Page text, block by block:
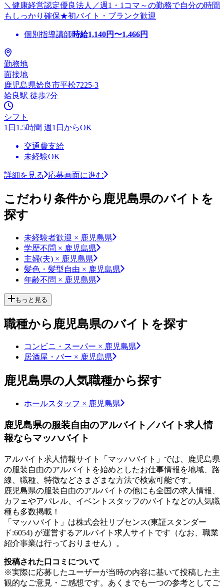
＼健康経営認定優良法人／週1・1コマ～の勤務で自分の時間
もしっかり確保★初バイト・ブランク歓迎
個別指導講師時給1,140円〜1,466円
勤務地
面接地
鹿児島県姶良市平松7225-3
姶良駅 徒歩7分
シフト
1日1.5時間 週1日からOK
交通費支給
未経験OK
詳細を見る 応募画面に進む
こだわり条件から鹿児島県のバイトを
探す
未経験者歓迎 × 鹿児島県
学歴不問 × 鹿児島県
主婦(夫) × 鹿児島県
髪色・髪型自由 × 鹿児島県
年齢不問 × 鹿児島県
もっと見る
職種から鹿児島県のバイトを探す
コンビニ・スーパー × 鹿児島県
居酒屋・バー × 鹿児島県
鹿児島県の人気職種から探す
ホールスタッフ × 鹿児島県
鹿児島県の服装自由のアルバイト／バイト求人情
報ならマッハバイト
アルバイト求人情報サイト「マッハバイト」では、鹿児島県
の服装自由のアルバイトを始めとしたお仕事情報を地域、路
線、職種、特徴などさまざまな方法で検索可能です。
鹿児島県の服装自由のアルバイトの他にも全国の求人情報、
カフェやアパレル、イベントスタッフのバイトなどの人気職
種も多数掲載！
「マッハバイト」は株式会社リブセンス(東証スタンダー
ド:6054) が運営するアルバイト求人サイトです（なお、職業
紹介事業は行っておりません）。
投稿された口コミについて
※実際に応募したユーザーが当時の内容に基いて投稿した主
観的なご意見・ご感想です。あくまでも一つの参考としてご